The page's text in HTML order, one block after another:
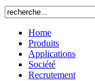
Home
Produits
Applications
Société
Recrutement